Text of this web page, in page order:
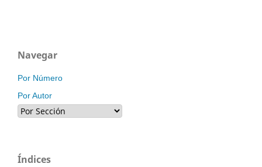
Navegar
Por Número
Por Autor
Índices